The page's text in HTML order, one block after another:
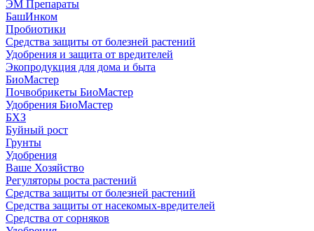
ЭМ Препараты
БашИнком
Пробиотики
Средства защиты от болезней растений
Удобрения и защита от вредителей
Экопродукция для дома и быта
БиоМастер
Почвобрикеты БиоМастер
Удобрения БиоМастер
БХЗ
Буйный рост
Грунты
Удобрения
Ваше Хозяйство
Регуляторы роста растений
Средства защиты от болезней растений
Средства защиты от насекомых-вредителей
Средства от сорняков